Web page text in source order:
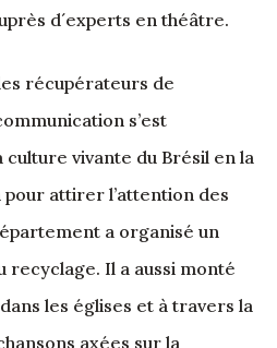
d´experts en théâtre.
récupérateurs de
s’est
vivante du Brésil en la
attirer l’attention des
a organisé un
recyclage. Il a aussi monté
les églises et à travers la
axées sur la